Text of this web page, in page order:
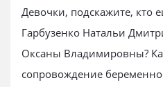
Девочки, подскажите, кто
Гарбузенко Натальи
Оксаны Владимировны?
сопровождение